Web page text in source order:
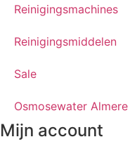
Reinigingsmachines
Reinigingsmiddelen
Sale
Osmosewater Almere
Mijn account